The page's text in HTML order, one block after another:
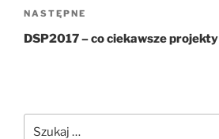
Następny
wpis
NASTĘPNE
DSP2017 – co ciekawsze projekty